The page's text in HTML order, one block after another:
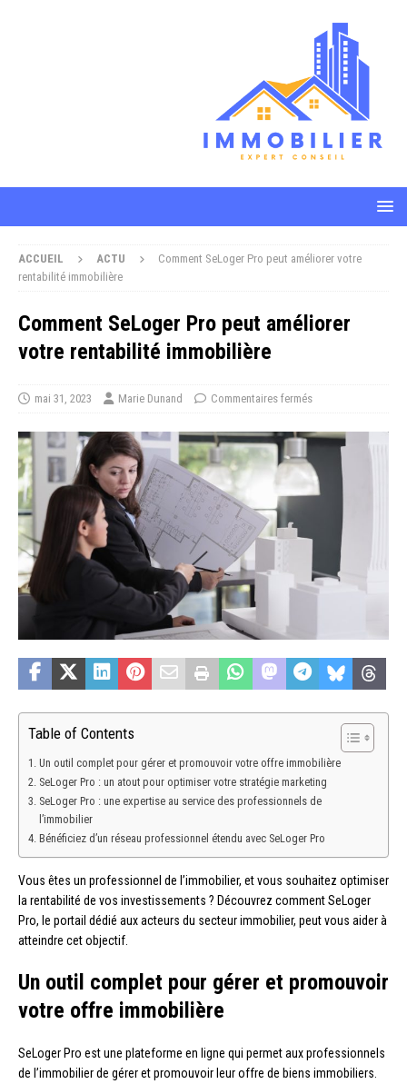
ACCUEIL ACTU
Comment SeLoger Pro peut améliorer votre
rentabilité immobilière
Comment SeLoger Pro peut améliorer
votre rentabilité immobilière
mai 31, 2023 Marie Dunand Commentaires fermés
Table of Contents
Un outil complet pour gérer et promouvoir votre offre immobilière
SeLoger Pro : un atout pour optimiser votre stratégie marketing
SeLoger Pro : une expertise au service des professionnels de
l’immobilier
Bénéficiez d’un réseau professionnel étendu avec SeLoger Pro
Vous êtes un professionnel de l’immobilier, et vous souhaitez optimiser
la rentabilité de vos investissements ? Découvrez comment SeLoger
Pro, le portail dédié aux acteurs du secteur immobilier, peut vous aider à
atteindre cet objectif.
Un outil complet pour gérer et promouvoir
votre offre immobilière
SeLoger Pro est une plateforme en ligne qui permet aux professionnels
de l’immobilier de gérer et promouvoir leur offre de biens immobiliers.